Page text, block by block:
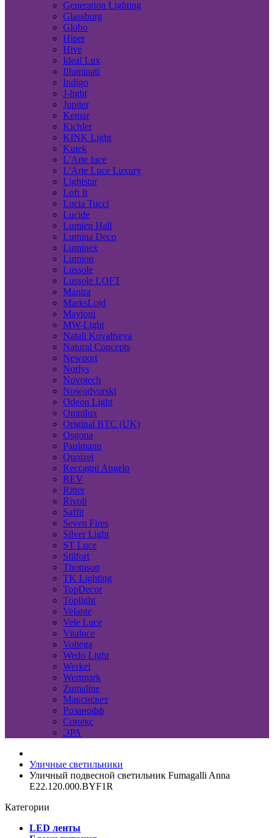
Generation Lighting
Glassburg
Globo
Hiper
Hive
Ideal Lux
Illuminati
Indigo
J-light
Jupiter
Kemar
Kichler
KINK Light
Kutek
L'Arte luce
L'Arte Luce Luxury
Lightstar
Loft It
Lucia Tucci
Lucide
Lumien Hall
Lumina Deco
Luminex
Lumion
Lussole
Lussole LOFT
Mantra
MarksLojd
Maytoni
MW-Light
Natali Kovaltseva
Natural Concepts
Newport
Norlys
Novotech
Nowodvorski
Odeon Light
Omnilux
Original BTC (UK)
Osgona
Paulmann
Quoizel
Reccagni Angelo
REV
Ritter
Rivoli
Saffit
Seven Fires
Silver Light
ST Luce
Stilfort
Thomson
TK Lighting
TopDecor
Toplight
Velante
Vele Luce
Vitaluce
Voltega
Wedo Light
Werkel
Wertmark
Zumaline
Максисвет
Розанофф
Сонекс
ЭРА
Уличные светильники
Уличный подвесной светильник Fumagalli Anna
E22.120.000.BYF1R
Категории
LED ленты